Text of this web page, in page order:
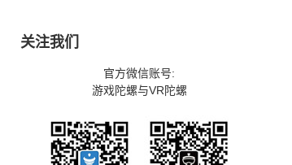
关注我们
官方微信账号:
游戏陀螺与VR陀螺